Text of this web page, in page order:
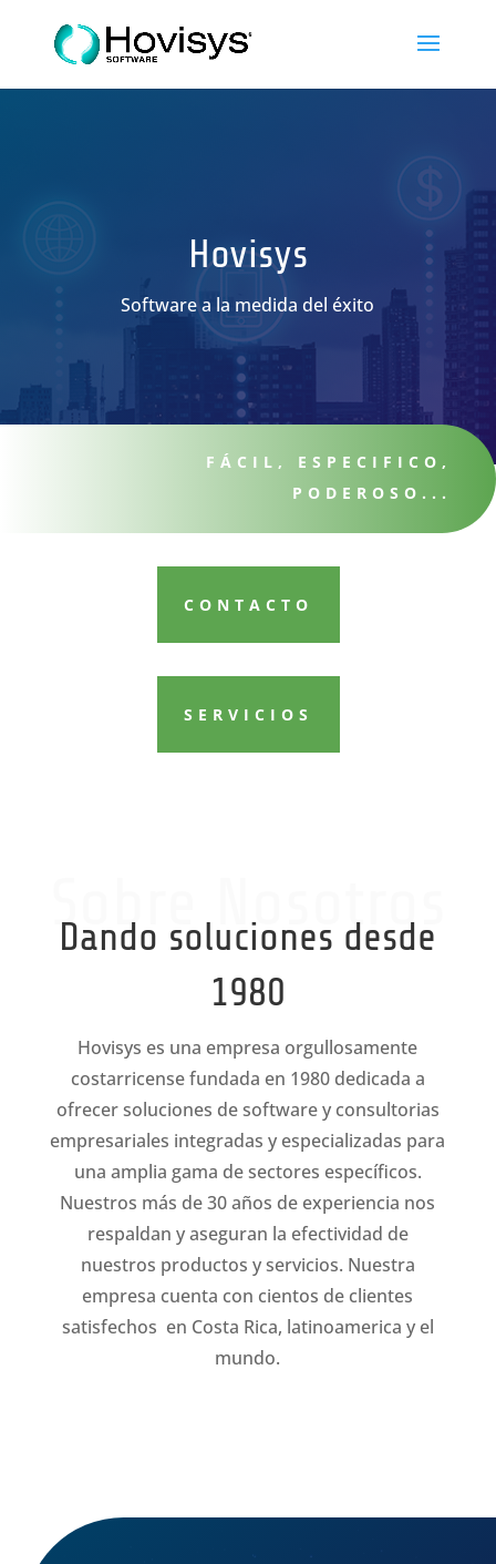
Hovisys
Software a la medida del éxito
FÁCIL, ESPECIFICO,
PODEROSO...
CONTACTO
SERVICIOS
Sobre Nosotros
Dando soluciones desde
1980
Hovisys es una empresa orgullosamente
costarricense fundada en 1980 dedicada a
ofrecer soluciones de software y consultorias
empresariales integradas y especializadas para
una amplia gama de sectores específicos.
Nuestros más de 30 años de experiencia nos
respaldan y aseguran la efectividad de
nuestros productos y servicios. Nuestra
empresa cuenta con cientos de clientes
satisfechos en Costa Rica, latinoamerica y el
mundo.